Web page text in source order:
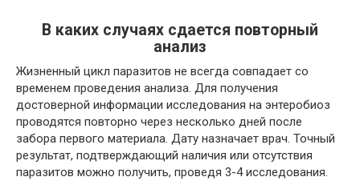
В каких случаях сдается повторный
анализ
Жизненный цикл паразитов не всегда совпадает со
временем проведения анализа. Для получения
достоверной информации исследования на энтеробиоз
проводятся повторно через несколько дней после
забора первого материала. Дату назначает врач. Точный
результат, подтверждающий наличия или отсутствия
паразитов можно получить, проведя 3-4 исследования.